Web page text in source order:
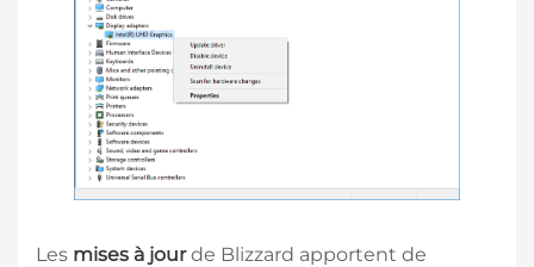
Les mises à jourde Blizzard apportent de